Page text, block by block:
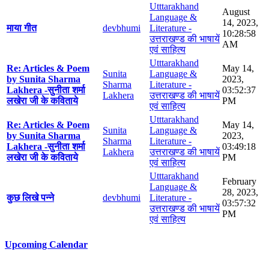
माया गीत devbhumi
Utttarakhand
Language &
Literature -
उत्तराखण्ड की भाषायें
एवं साहित्य
August
14, 2023,
10:28:58
AM
Re: Articles & Poem
by Sunita Sharma
Lakhera -सुनीता शर्मा
लखेरा जी के कविताये
Sunita
Sharma
Lakhera
Utttarakhand
Language &
Literature -
उत्तराखण्ड की भाषायें
एवं साहित्य
May 14,
2023,
03:52:37
PM
Re: Articles & Poem
by Sunita Sharma
Lakhera -सुनीता शर्मा
लखेरा जी के कविताये
Sunita
Sharma
Lakhera
Utttarakhand
Language &
Literature -
उत्तराखण्ड की भाषायें
एवं साहित्य
May 14,
2023,
03:49:18
PM
कुछ लिखे पन्ने devbhumi
Utttarakhand
Language &
Literature -
उत्तराखण्ड की भाषायें
एवं साहित्य
February
28, 2023,
03:57:32
PM
Upcoming Calendar